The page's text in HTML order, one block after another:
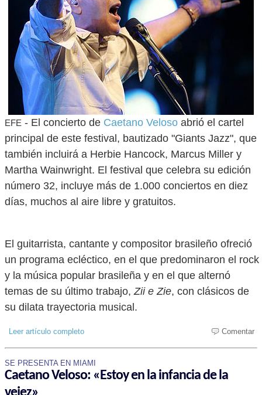
EFE - El concierto de Caetano Veloso abrió el cartel
principal de este festival, bautizado "Giants Jazz", que
también incluirá a Herbie Hancock, Marcus Miller y
Martha Wainwright. El festival que celebra su edición
número 32, incluye más de 1.000 conciertos en diez
días, muchos al aire libre y gratuitos.
El guitarrista, cantante y compositor brasileño ofreció
un programa ecléctico, en el que predominaron el rock
y la música popular brasileña y en el que alternó
temas de su último trabajo, Zii e Zie, con clásicos de
su dilata trayectoria musical.
Leer artículo completo Comentar
SE PRESENTA EN MIAMI
Caetano Veloso: «Estoy en la infancia de la